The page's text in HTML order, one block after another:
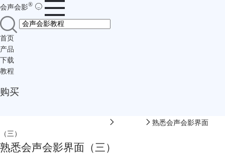
会声会影®
首页
产品
下载
教程
购买
熟悉会声会影界面
（三）
熟悉会声会影界面（三）